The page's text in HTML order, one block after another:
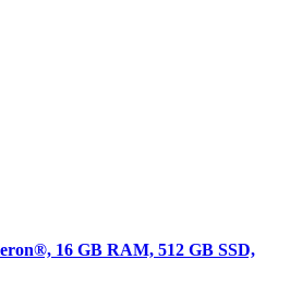
16 GB RAM, 512 GB SSD,